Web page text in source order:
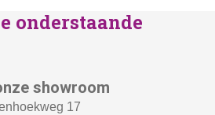
onderstaande
showroom
17